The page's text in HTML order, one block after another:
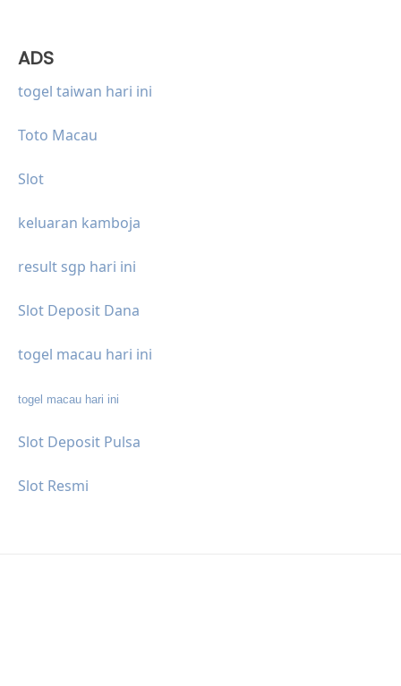
ADS
togel taiwan hari ini
Toto Macau
Slot
keluaran kamboja
result sgp hari ini
Slot Deposit Dana
togel macau hari ini
togel macau hari ini
Slot Deposit Pulsa
Slot Resmi